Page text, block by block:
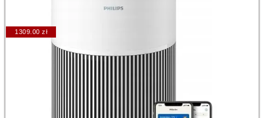
1309.00 zł